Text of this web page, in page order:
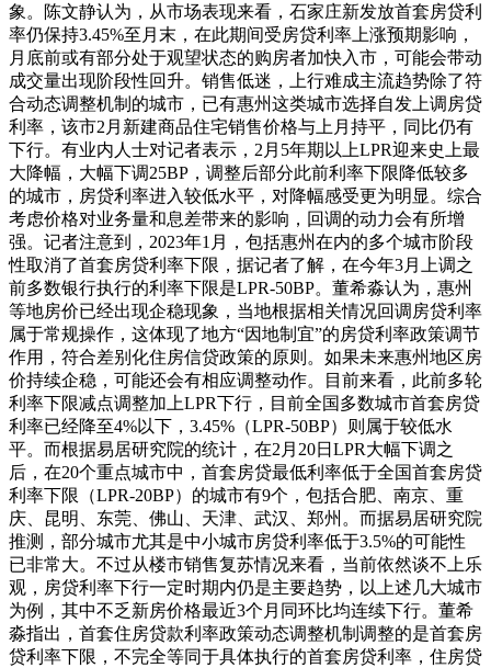
象。陈文静认为，从市场表现来看，石家庄新发放首套房贷利
率仍保持3.45%至月末，在此期间受房贷利率上涨预期影响，
月底前或有部分处于观望状态的购房者加快入市，可能会带动
成交量出现阶段性回升。销售低迷，上行难成主流趋势除了符
合动态调整机制的城市，已有惠州这类城市选择自发上调房贷
利率，该市2月新建商品住宅销售价格与上月持平，同比仍有
下行。有业内人士对记者表示，2月5年期以上LPR迎来史上最
大降幅，大幅下调25BP，调整后部分此前利率下限降低较多
的城市，房贷利率进入较低水平，对降幅感受更为明显。综合
考虑价格对业务量和息差带来的影响，回调的动力会有所增
强。记者注意到，2023年1月，包括惠州在内的多个城市阶段
性取消了首套房贷利率下限，据记者了解，在今年3月上调之
前多数银行执行的利率下限是LPR-50BP。董希淼认为，惠州
等地房价已经出现企稳现象，当地根据相关情况回调房贷利率
属于常规操作，这体现了地方“因地制宜”的房贷利率政策调节
作用，符合差别化住房信贷政策的原则。如果未来惠州地区房
价持续企稳，可能还会有相应调整动作。目前来看，此前多轮
利率下限减点调整加上LPR下行，目前全国多数城市首套房贷
利率已经降至4%以下，3.45%（LPR-50BP）则属于较低水
平。而根据易居研究院的统计，在2月20日LPR大幅下调之
后，在20个重点城市中，首套房贷最低利率低于全国首套房贷
利率下限（LPR-20BP）的城市有9个，包括合肥、南京、重
庆、昆明、东莞、佛山、天津、武汉、郑州。而据易居研究院
推测，部分城市尤其是中小城市房贷利率低于3.5%的可能性
已非常大。不过从楼市销售复苏情况来看，当前依然谈不上乐
观，房贷利率下行一定时期内仍是主要趋势，以上述几大城市
为例，其中不乏新房价格最近3个月同环比均连续下行。董希
淼指出，首套住房贷款利率政策动态调整机制调整的是首套房
贷利率下限，不完全等同于具体执行的首套房贷利率，住房贷